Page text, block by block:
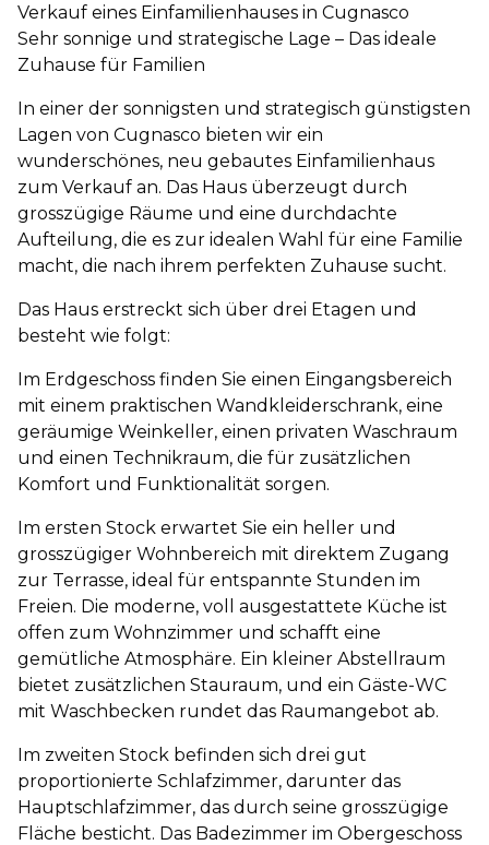
Verkauf eines Einfamilienhauses in Cugnasco
Sehr sonnige und strategische Lage – Das ideale
Zuhause für Familien
In einer der sonnigsten und strategisch günstigsten
Lagen von Cugnasco bieten wir ein
wunderschönes, neu gebautes Einfamilienhaus
zum Verkauf an. Das Haus überzeugt durch
grosszügige Räume und eine durchdachte
Aufteilung, die es zur idealen Wahl für eine Familie
macht, die nach ihrem perfekten Zuhause sucht.
Das Haus erstreckt sich über drei Etagen und
besteht wie folgt:
Im Erdgeschoss finden Sie einen Eingangsbereich
mit einem praktischen Wandkleiderschrank, eine
geräumige Weinkeller, einen privaten Waschraum
und einen Technikraum, die für zusätzlichen
Komfort und Funktionalität sorgen.
Im ersten Stock erwartet Sie ein heller und
grosszügiger Wohnbereich mit direktem Zugang
zur Terrasse, ideal für entspannte Stunden im
Freien. Die moderne, voll ausgestattete Küche ist
offen zum Wohnzimmer und schafft eine
gemütliche Atmosphäre. Ein kleiner Abstellraum
bietet zusätzlichen Stauraum, und ein Gäste-WC
mit Waschbecken rundet das Raumangebot ab.
Im zweiten Stock befinden sich drei gut
proportionierte Schlafzimmer, darunter das
Hauptschlafzimmer, das durch seine grosszügige
Fläche besticht. Das Badezimmer im Obergeschoss